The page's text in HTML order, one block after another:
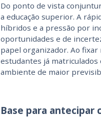
Do ponto de vista
a educação superior. A
híbridos e a pressão por
oportunidades e de
papel organizador. Ao
estudantes já
ambiente de maior
Base para antecipar